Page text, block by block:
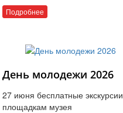
Подробнее
День молодежи 2026
27 июня бесплатные
площадкам музея